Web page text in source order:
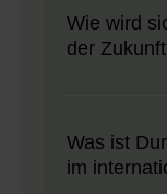
Wie wird
der
Was ist
im